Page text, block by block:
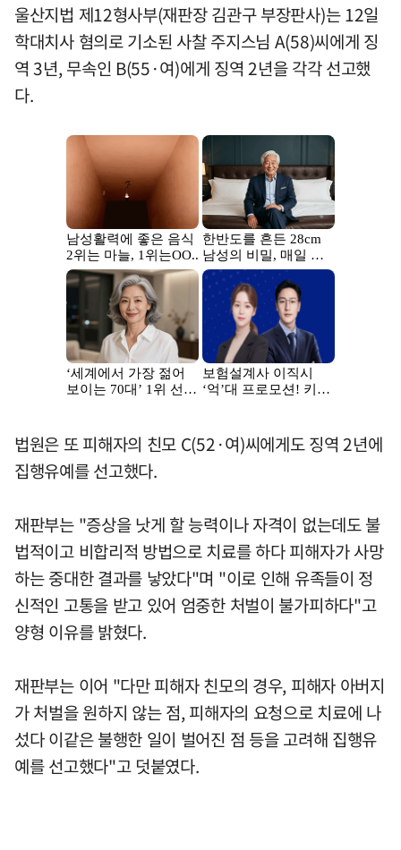
울산지법 제12형사부(재판장 김관구 부장판사)는 12일
학대치사 혐의로 기소된 사찰 주지스님 A(58)씨에게 징
역 3년, 무속인 B(55·여)에게 징역 2년을 각각 선고했
다.
법원은 또 피해자의 친모 C(52·여)씨에게도 징역 2년에
집행유예를 선고했다.
재판부는 "증상을 낫게 할 능력이나 자격이 없는데도 불
법적이고 비합리적 방법으로 치료를 하다 피해자가 사망
하는 중대한 결과를 낳았다"며 "이로 인해 유족들이 정
신적인 고통을 받고 있어 엄중한 처벌이 불가피하다"고
양형 이유를 밝혔다.
재판부는 이어 "다만 피해자 친모의 경우, 피해자 아버지
가 처벌을 원하지 않는 점, 피해자의 요청으로 치료에 나
섰다 이같은 불행한 일이 벌어진 점 등을 고려해 집행유
예를 선고했다"고 덧붙였다.